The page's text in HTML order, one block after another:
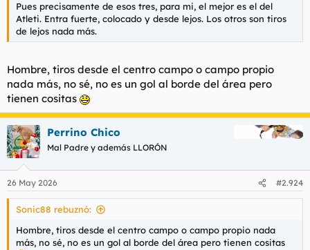
Pues precisamente de esos tres, para mi, el mejor es el del
Atleti. Entra fuerte, colocado y desde lejos. Los otros son tiros
de lejos nada más.
Hombre, tiros desde el centro campo o campo propio
nada más, no sé, no es un gol al borde del área pero
tienen cositas
Perrino Chico
Mal Padre y además LLORÓN
26 May 2026 #2.924
Sonic88 rebuznó:
Hombre, tiros desde el centro campo o campo propio nada
más, no sé, no es un gol al borde del área pero tienen cositas